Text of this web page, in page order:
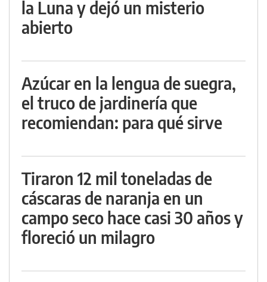
la Luna y dejó un misterio
abierto
Azúcar en la lengua de suegra,
el truco de jardinería que
recomiendan: para qué sirve
Tiraron 12 mil toneladas de
cáscaras de naranja en un
campo seco hace casi 30 años y
floreció un milagro